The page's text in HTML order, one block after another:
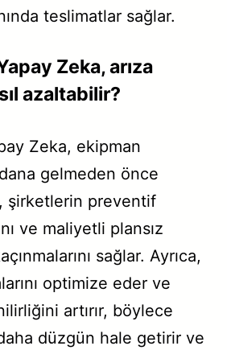
teslimatlar sağlar.
Zeka, arıza
azaltabilir?
Zeka, ekipman
gelmeden önce
şirketlerin preventif
ve maliyetli plansız
sağlar. Ayrıca,
optimize eder ve
artırır, böylece
düzgün hale getirir ve